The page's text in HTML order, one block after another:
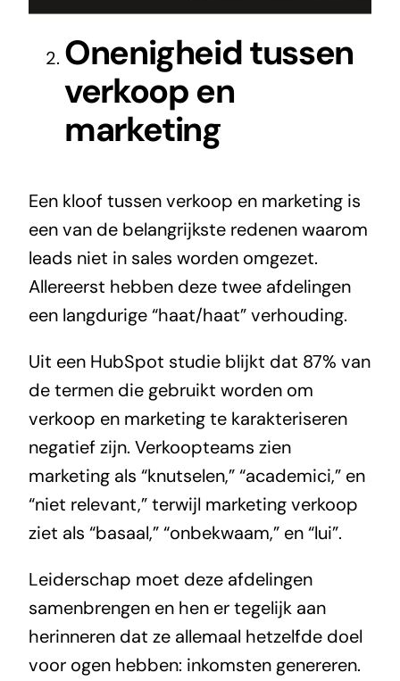
Onenigheid tussen
verkoop en
marketing
Een kloof tussen verkoop en marketing is
een van de belangrijkste redenen waarom
leads niet in sales worden omgezet.
Allereerst hebben deze twee afdelingen
een langdurige “haat/haat” verhouding.
Uit een HubSpot studie blijkt dat 87% van
de termen die gebruikt worden om
verkoop en marketing te karakteriseren
negatief zijn. Verkoopteams zien
marketing als “knutselen,” “academici,” en
“niet relevant,” terwijl marketing verkoop
ziet als “basaal,” “onbekwaam,” en “lui”.
Leiderschap moet deze afdelingen
samenbrengen en hen er tegelijk aan
herinneren dat ze allemaal hetzelfde doel
voor ogen hebben: inkomsten genereren.